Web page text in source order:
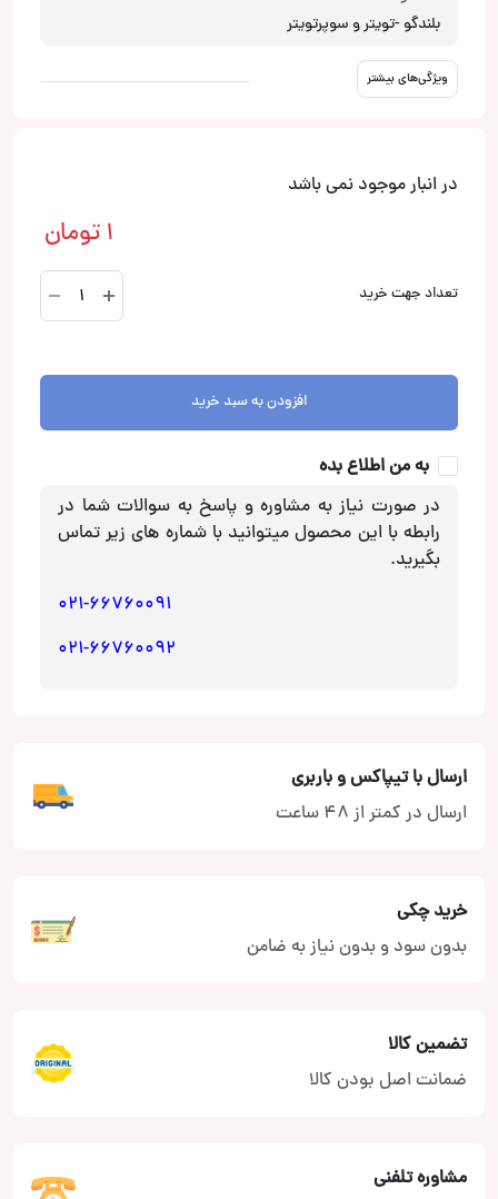
بلندگو -تویتر و سوپرتویتر
ویژگی‌های بیشتر
در انبار موجود نمی باشد
1 تومان
تعداد جهت خرید
ST450
trio
عدد
افزودن به سبد خرید
به من اطلاع بده
در صورت نیاز به مشاوره و پاسخ به سوالات شما در
رابطه با این محصول میتوانید با شماره های زیر تماس
بگیرید.
021-66760091
021-66760092
ارسال با تیپاکس و باربری
ارسال در کمتر از 48 ساعت
خرید چکی
بدون سود و بدون نیاز به ضامن
تضمین کالا
ضمانت اصل بودن کالا
مشاوره تلفنی